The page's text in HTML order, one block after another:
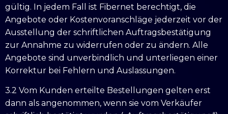
gültig. In jedem Fall ist Fibernet berechtigt, die
Angebote oder Kostenvoranschläge jederzeit vor der
Ausstellung der schriftlichen Auftragsbestätigung
zur Annahme zu widerrufen oder zu ändern. Alle
Angebote sind unverbindlich und unterliegen einer
Korrektur bei Fehlern und Auslassungen.
3.2 Vom Kunden erteilte Bestellungen gelten erst
dann als angenommen, wenn sie vom Verkäufer